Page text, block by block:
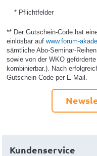
* Pflichtfelder
** Der Gutschein-Code hat
einlösbar auf www.forum-
sämtliche Abo-Seminar-
sowie von der WKO
kombinierbar.). Nach
Gutschein-Code per E-Mail.
Kundenservice